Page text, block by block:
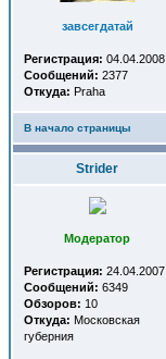
завсегдатай
Регистрация: 04.04.2008
Сообщений: 2377
Откуда: Praha
В начало страницы
Strider
Модератор
Регистрация: 24.04.2007
Сообщений: 6349
Обзоров: 10
Откуда: Московская
губерния